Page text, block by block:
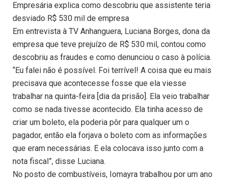
Empresária explica como descobriu que assistente teria
desviado R$ 530 mil de empresa
Em entrevista à TV Anhanguera, Luciana Borges, dona da
empresa que teve prejuízo de R$ 530 mil, contou como
descobriu as fraudes e como denunciou o caso à polícia.
“Eu falei não é possível. Foi terrível! A coisa que eu mais
precisava que acontecesse fosse que ela viesse
trabalhar na quinta-feira [dia da prisão]. Ela veio trabalhar
como se nada tivesse acontecido. Ela tinha acesso de
criar um boleto, ela poderia pôr para qualquer um o
pagador, então ela forjava o boleto com as informações
que eram necessárias. E ela colocava isso junto com a
nota fiscal”, disse Luciana.
No posto de combustíveis, Iomayra trabalhou por um ano